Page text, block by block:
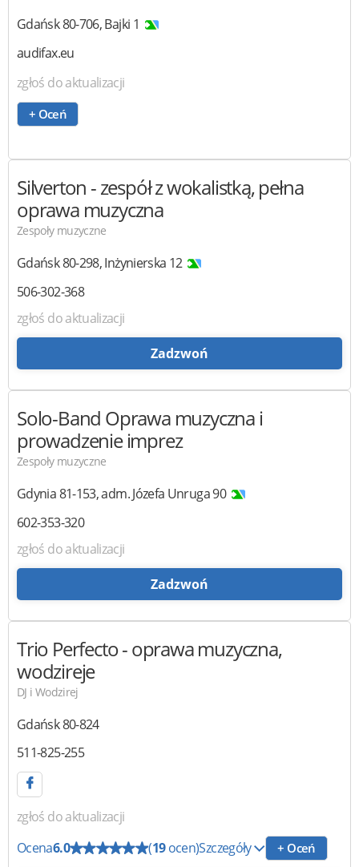
Gdańsk80-706,Bajki 1
audifax.eu
zgłoś do aktualizacji
+ Oceń
Silverton - zespół z wokalistką, pełna
oprawa muzyczna
Zespoły muzyczne
Gdańsk80-298,Inżynierska 12
506-302-368
zgłoś do aktualizacji
Zadzwoń
Solo-Band Oprawa muzyczna i
prowadzenie imprez
Zespoły muzyczne
Gdynia81-153,adm. Józefa Unruga 90
602-353-320
zgłoś do aktualizacji
Zadzwoń
Trio Perfecto- oprawa muzyczna,
wodzireje
DJ i Wodzirej
Gdańsk80-824
511-825-255
zgłoś do aktualizacji
Ocena6.0 (19ocen)Szczegóły + Oceń